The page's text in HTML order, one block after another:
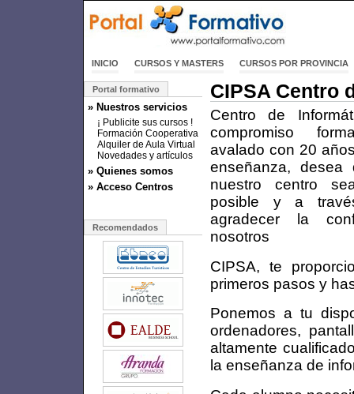
INICIO CURSOS Y MASTERS CURSOS POR PROVINCIA
Portal formativo
» Nuestros servicios
¡ Publicite sus cursos !
Formación Cooperativa
Alquiler de Aula Virtual
Novedades y artículos
» Quienes somos
» Acceso Centros
Recomendados
CIPSA Centro
Centro de
compromiso
avalado con 20
enseñanza,
nuestro centro
posible y a
agradecer la
nosotros
CIPSA, te
primeros pasos y
Ponemos a tu
ordenadores,
altamente
la enseñanza de